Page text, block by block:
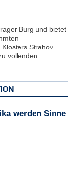
Burg und bietet
Strahov
vollenden.
werden Sinne